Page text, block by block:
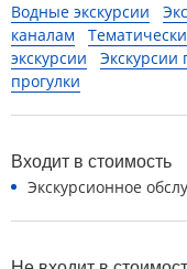
Водные экскурсии
каналам
экскурсии
Экскурсии
прогулки
Входит в стоимость
Экскурсионное